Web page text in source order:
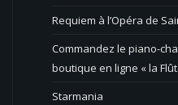
Requiem à l’Opéra de
Commandez le piano-
boutique en ligne « la
Starmania